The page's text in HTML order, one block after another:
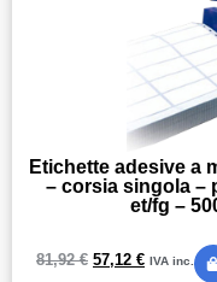
Etichette adesive a
– corsia singola –
et/fg –
81,92€ 57,12 € IVA inc.